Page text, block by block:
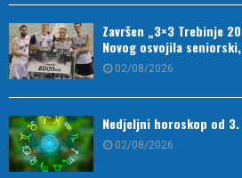
Završen „3×3 Trebinje
Novog osvojila
02/08/2026
Nedjeljni horoskop od
02/08/2026